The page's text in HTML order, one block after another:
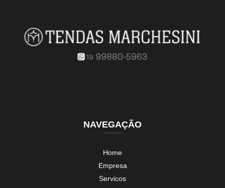
NAVEGAÇÃO
Home
Empresa
Servicos